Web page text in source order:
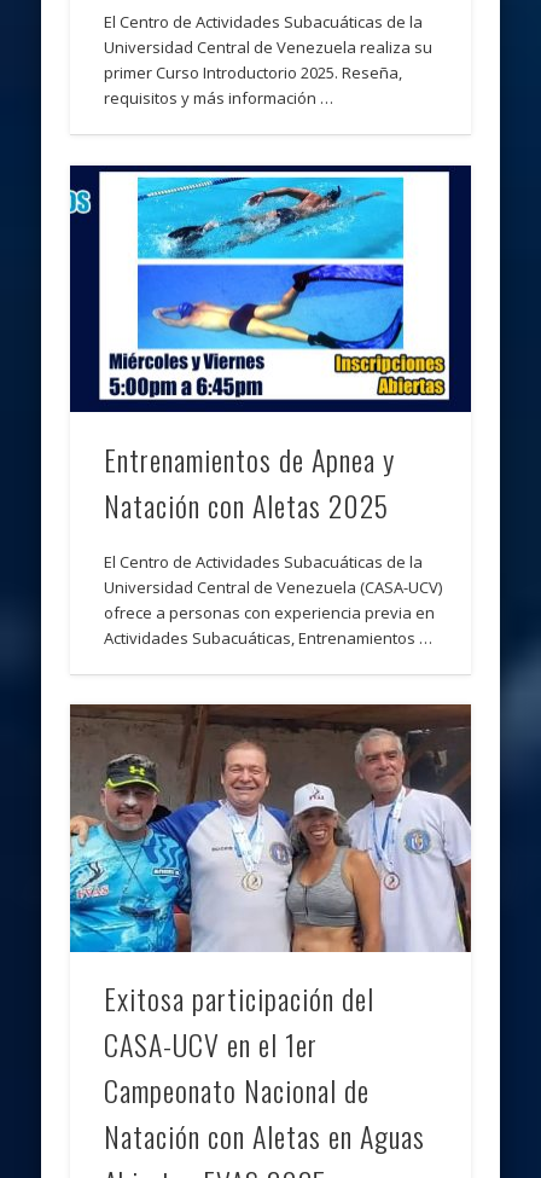
El Centro de Actividades Subacuáticas de la
Universidad Central de Venezuela realiza su
primer Curso Introductorio 2025. Reseña,
requisitos y más información …
Entrenamientos de Apnea y
Natación con Aletas 2025
El Centro de Actividades Subacuáticas de la
Universidad Central de Venezuela (CASA-UCV)
ofrece a personas con experiencia previa en
Actividades Subacuáticas, Entrenamientos …
Exitosa participación del
CASA-UCV en el 1er
Campeonato Nacional de
Natación con Aletas en Aguas